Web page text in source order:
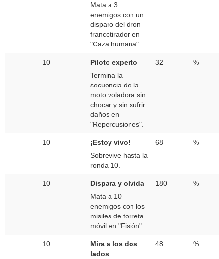
Mata a 3
enemigos con un
disparo del dron
francotirador en
"Caza humana".
10
Piloto experto
Termina la
secuencia de la
moto voladora sin
chocar y sin sufrir
daños en
"Repercusiones".
32 %
10
¡Estoy vivo!
Sobrevive hasta la
ronda 10.
68 %
10
Dispara y olvida
Mata a 10
enemigos con los
misiles de torreta
móvil en "Fisión".
180 %
10
Mira a los dos
lados
48 %